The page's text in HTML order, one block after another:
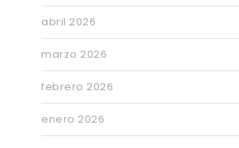
abril 2026
marzo 2026
febrero 2026
enero 2026